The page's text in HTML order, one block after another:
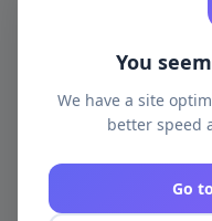
You
We have a site
better speed
Go